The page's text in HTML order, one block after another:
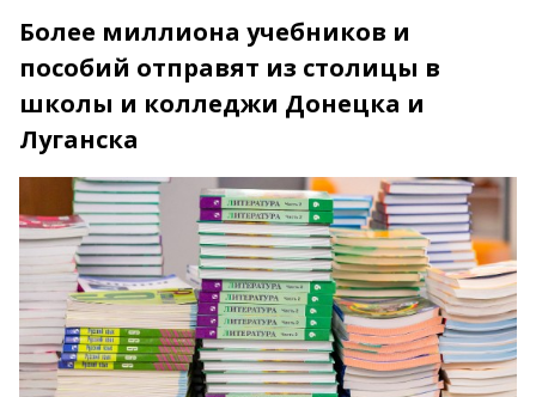
Более миллиона учебников и
пособий отправят из столицы в
школы и колледжи Донецка и
Луганска